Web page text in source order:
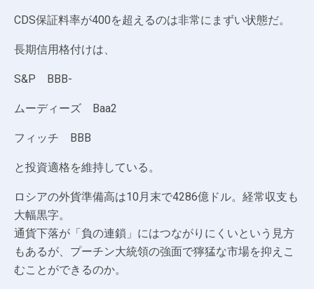
CDS保証料率が400を超えるのは非常にまずい状態だ。
長期信用格付けは、
S&P BBB-
ムーディーズ Baa2
フィッチ BBB
と投資適格を維持している。
ロシアの外貨準備高は10月末で4286億ドル。経常収支も
大幅黒字。
通貨下落が「負の連鎖」にはつながりにくいという見方
もあるが、プーチン大統領の強面で獰猛な市場を抑えこ
むことができるのか。